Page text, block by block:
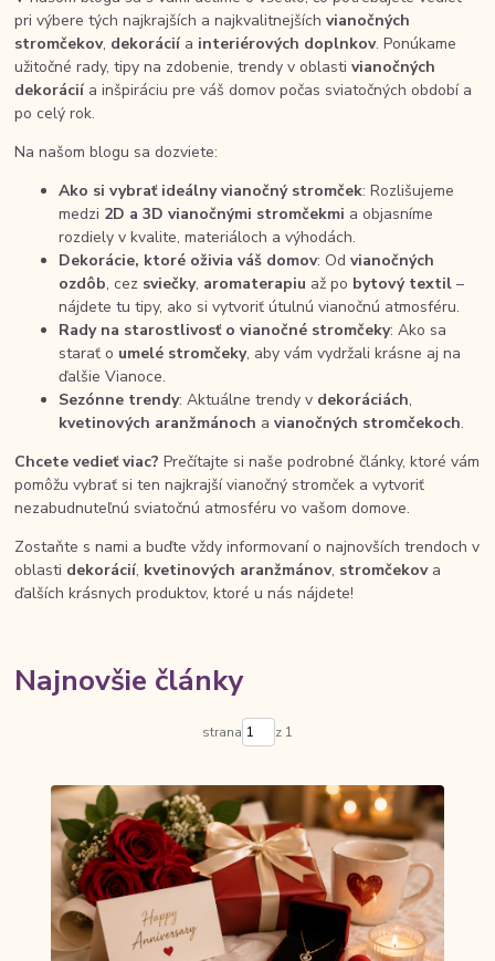
pri výbere tých najkrajších a najkvalitnejšíchvianočných
stromčekov, dekoráciía interiérových doplnkov. Ponúkame
užitočné rady, tipy na zdobenie, trendy v oblastivianočných
dekoráciía inšpiráciu pre váš domov počas sviatočných období a
po celý rok.
Na našom blogu sa dozviete:
Ako si vybrať ideálny vianočný stromček: Rozlišujeme
medzi 2D a 3D vianočnými stromčekmi a objasníme
rozdiely v kvalite, materiáloch a výhodách.
Dekorácie, ktoré oživia váš domov: Odvianočných
ozdôb, cez sviečky, aromaterapiu až po bytový textil –
nájdete tu tipy, ako si vytvoriť útulnú vianočnú atmosféru.
Rady na starostlivosť o vianočné stromčeky: Ako sa
starať o umelé stromčeky, aby vám vydržali krásne aj na
ďalšie Vianoce.
Sezónne trendy: Aktuálne trendy v dekoráciách,
kvetinových aranžmánoch avianočných stromčekoch.
Chcete vedieť viac? Prečítajte si naše podrobné články, ktoré vám
pomôžu vybrať si ten najkrajší vianočný stromček a vytvoriť
nezabudnuteľnú sviatočnú atmosféru vo vašom domove.
Zostaňte s nami a buďte vždy informovaní o najnovších trendoch v
oblasti dekorácií, kvetinových aranžmánov, stromčekova
ďalších krásnych produktov, ktoré u nás nájdete!
Najnovšie články
strana z 1